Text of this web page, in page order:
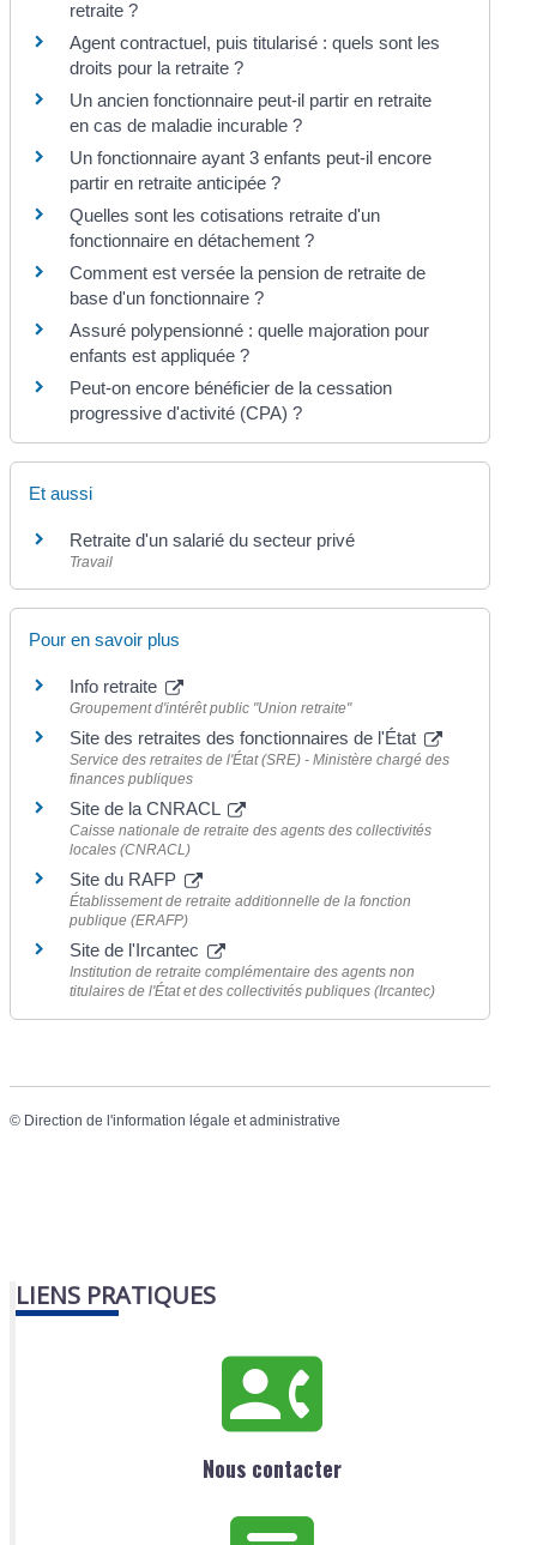
retraite ?
Agent contractuel, puis titularisé : quels sont les
droits pour la retraite ?
Un ancien fonctionnaire peut-il partir en retraite
en cas de maladie incurable ?
Un fonctionnaire ayant 3 enfants peut-il encore
partir en retraite anticipée ?
Quelles sont les cotisations retraite d'un
fonctionnaire en détachement ?
Comment est versée la pension de retraite de
base d'un fonctionnaire ?
Assuré polypensionné : quelle majoration pour
enfants est appliquée ?
Peut-on encore bénéficier de la cessation
progressive d'activité (CPA) ?
Et aussi
Retraite d'un salarié du secteur privé
Travail
Pour en savoir plus
Info retraite
Groupement d'intérêt public "Union retraite"
Site des retraites des fonctionnaires de l'État
Service des retraites de l'État (SRE) - Ministère chargé des
finances publiques
Site de la CNRACL
Caisse nationale de retraite des agents des collectivités
locales (CNRACL)
Site du RAFP
Établissement de retraite additionnelle de la fonction
publique (ERAFP)
Site de l'Ircantec
Institution de retraite complémentaire des agents non
titulaires de l'État et des collectivités publiques (Ircantec)
© Direction de l'information légale et administrative
LIENS PRATIQUES
Nous contacter